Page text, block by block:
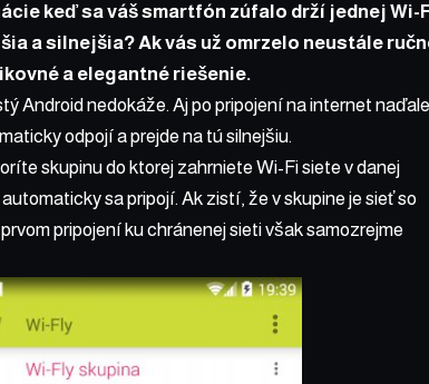
keď sa váš smartfón zúfalo drží jednej Wi-
a silnejšia? Ak vás už omrzelo neustále
a elegantné riešenie.
Android nedokáže. Aj po pripojení na internet
odpojí a prejde na tú silnejšiu.
skupinu do ktorej zahrniete Wi-Fi siete v danej
sa pripojí. Ak zistí, že v skupine je sieť so
pripojení ku chránenej sieti však samozrejme